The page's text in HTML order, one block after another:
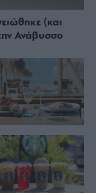
(και
Ανάβυσσο